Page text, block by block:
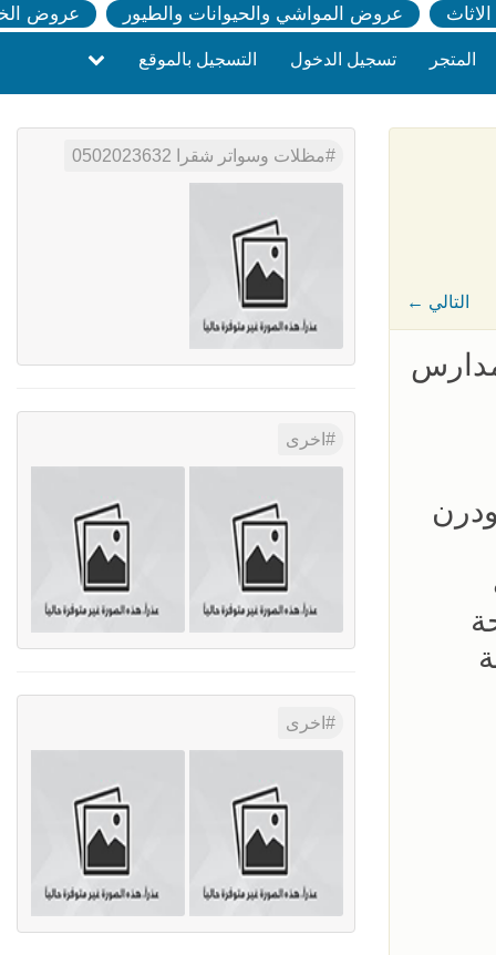
عروض المواشي والحيوانات والطيور عروض
المتجر تسجيل الدخول التسجيل بالموقع
← التالي
مظلات وسواتر شقرا 0502023632
اخرى
اخرى